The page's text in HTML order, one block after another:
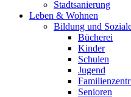
Stadtsanierung
Leben & Wohnen
Bildung und
Bücherei
Kinder
Schulen
Jugend
Senioren